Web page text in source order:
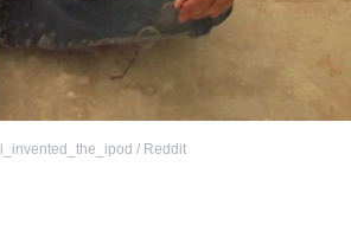
i_invented_the_ipod / Reddit